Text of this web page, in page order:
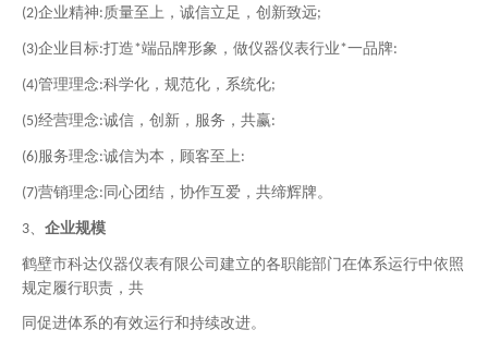
(2)企业精神:质量至上 ，诚信立足，创新致远;
(3)企业 目 标:打造*端品牌形象，做仪器仪表行业*一品牌:
(4)管理理念:科学化，规范化，系统化;
(5)经营理念:诚信，创新，服务，共赢:
(6)服务理念:诚信为本，顾客至上:
(7)营销理念: 同心团结，协作互爱，共缔辉牌。
3、 企业规模
鹤壁市科达仪器仪表有限公司建立的各职能部门在体系运行中依照
规定履行职责，共
同促进体系的有效运行和持续改进。